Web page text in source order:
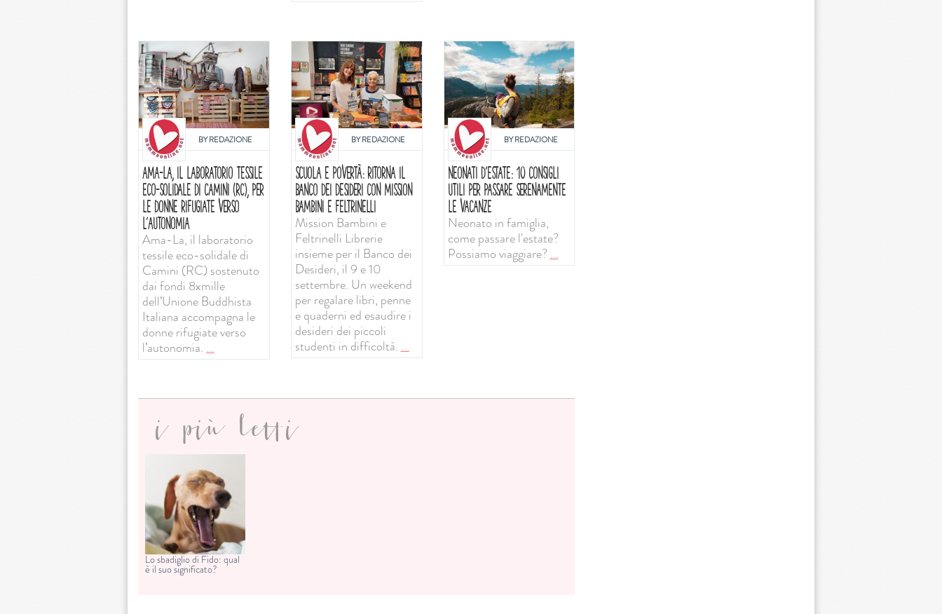
BYREDAZIONE
AMA-LA, IL LABORATORIO TESSILE
ECO-SOLIDALE DI CAMINI (RC), PER
LE DONNE RIFUGIATE VERSO
L’AUTONOMIA
Ama-La, il laboratorio
tessile eco-solidale di
Camini (RC) sostenuto
dai fondi 8xmille
dell’Unione Buddhista
Italiana accompagna le
donne rifugiate verso
l’autonomia. ...
BYREDAZIONE
SCUOLA E POVERTÀ: RITORNA IL
BANCO DEI DESIDERI CON MISSION
BAMBINI E FELTRINELLI
Mission Bambini e
Feltrinelli Librerie
insieme per il Banco dei
Desideri, il 9 e 10
settembre. Un weekend
per regalare libri, penne
e quaderni ed esaudire i
desideri dei piccoli
studenti in difficoltà. ...
BYREDAZIONE
NEONATI D'ESTATE: 10 CONSIGLI
UTILI PER PASSARE SERENAMENTE
LE VACANZE
Neonato in famiglia,
come passare l'estate?
Possiamo viaggiare?...
i più letti
Lo sbadiglio di Fido: qual
è il suo significato?